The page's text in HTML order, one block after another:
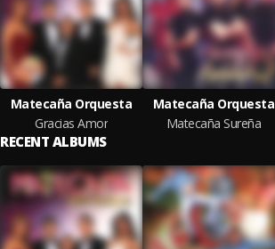
Matecaña Orquesta
Gracias Amor
Matecaña Orquesta
Matecaña Sureña
RECENT ALBUMS